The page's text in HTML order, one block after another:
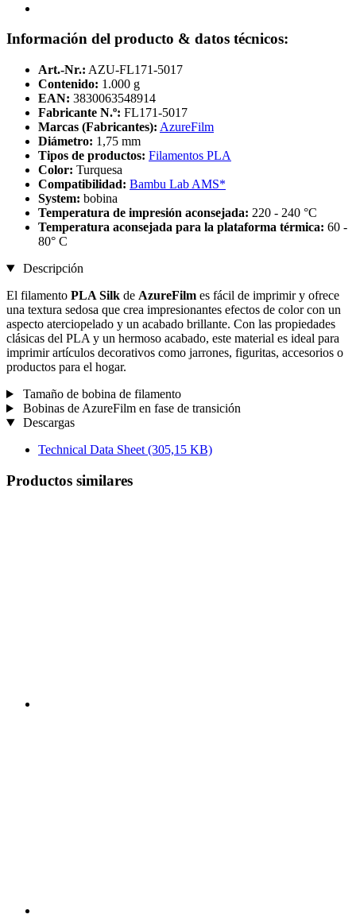
Información del producto & datos técnicos:
Art.-Nr.: AZU-FL171-5017
Contenido: 1.000 g
EAN: 3830063548914
Fabricante N.º: FL171-5017
Marcas (Fabricantes): AzureFilm
Diámetro: 1,75 mm
Tipos de productos: Filamentos PLA
Color: Turquesa
Compatibilidad: Bambu Lab AMS*
System: bobina
Temperatura de impresión aconsejada: 220 - 240 °C
Temperatura aconsejada para la plataforma térmica: 60 -
80° C
Descripción
El filamento PLA Silk de AzureFilm es fácil de imprimir y ofrece
una textura sedosa que crea impresionantes efectos de color con un
aspecto aterciopelado y un acabado brillante. Con las propiedades
clásicas del PLA y un hermoso acabado, este material es ideal para
imprimir artículos decorativos como jarrones, figuritas, accesorios o
productos para el hogar.
Tamaño de bobina de filamento
Bobinas de AzureFilm en fase de transición
Descargas
Technical Data Sheet (305,15 KB)
Productos similares